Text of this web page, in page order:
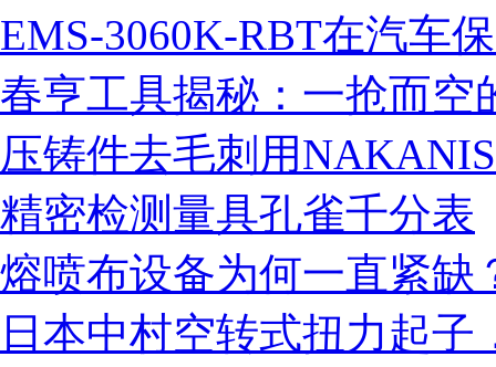
EMS-3060K-RBT在汽车
春亨工具揭秘：一抢而空
压铸件去毛刺用
精密检测量具孔雀千分表
熔喷布设备为何一直紧缺
日本中村空转式扭力起